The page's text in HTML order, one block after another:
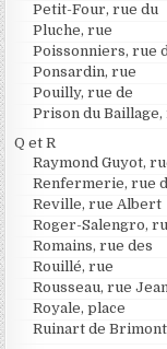
Petit-Four, rue du
Pluche, rue
Poissonniers, rue
Ponsardin, rue
Pouilly, rue de
Prison du Baillage,
Q et R
Raymond Guyot,
Renfermerie, rue
Reville, rue Albert
Roger-Salengro,
Romains, rue des
Rouillé, rue
Rousseau, rue
Royale, place
Ruinart de